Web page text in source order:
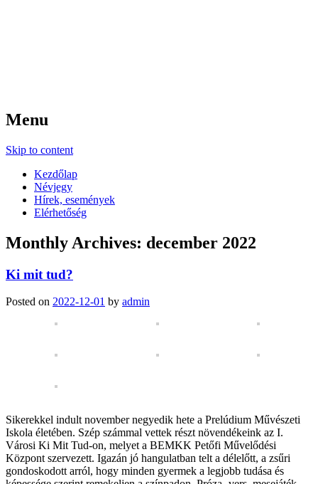
Menu
Skip to content
Kezdőlap
Névjegy
Hírek, események
Elérhetőség
Monthly Archives: december 2022
Ki mit tud?
Posted on 2022-12-01 by admin
Sikerekkel indult november negyedik hete a Prelúdium Művészeti
Iskola életében. Szép számmal vettek részt növendékeink az I.
Városi Ki Mit Tud-on, melyet a BEMKK Petőfi Művelődési
Központ szervezett. Igazán jó hangulatban telt a délelőtt, a zsűri
gondoskodott arról, hogy minden gyermek a legjobb tudása és